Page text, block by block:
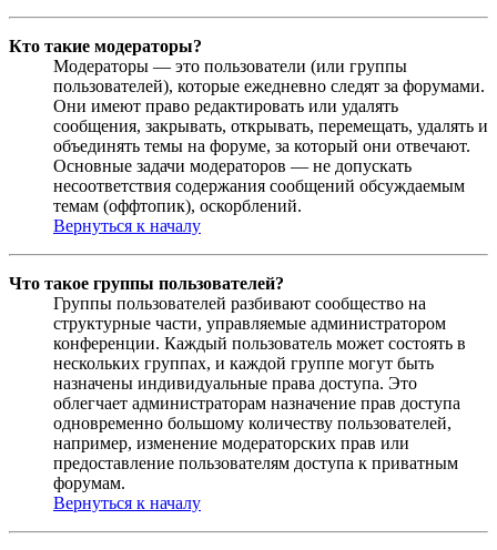
Кто такие модераторы?
Модераторы — это пользователи (или группы
пользователей), которые ежедневно следят за форумами.
Они имеют право редактировать или удалять
сообщения, закрывать, открывать, перемещать, удалять и
объединять темы на форуме, за который они отвечают.
Основные задачи модераторов — не допускать
несоответствия содержания сообщений обсуждаемым
темам (оффтопик), оскорблений.
Вернуться к началу
Что такое группы пользователей?
Группы пользователей разбивают сообщество на
структурные части, управляемые администратором
конференции. Каждый пользователь может состоять в
нескольких группах, и каждой группе могут быть
назначены индивидуальные права доступа. Это
облегчает администраторам назначение прав доступа
одновременно большому количеству пользователей,
например, изменение модераторских прав или
предоставление пользователям доступа к приватным
форумам.
Вернуться к началу